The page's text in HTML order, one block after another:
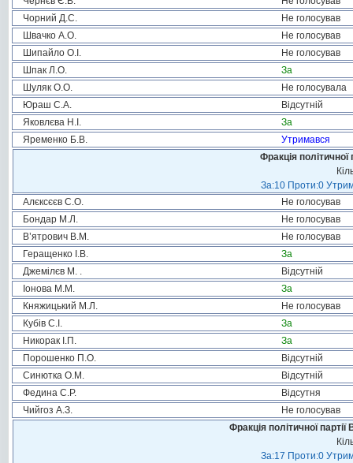
Чорний Д.С.
Не голосував
Швачко А.О.
Не голосував
Шипайло О.І.
Не голосував
Шпак Л.О.
За
Шуляк О.О.
Не голосувала
Юраш С.А.
Відсутній
Яковлєва Н.І.
За
Яременко Б.В.
Утримався
Фракція
За:10 Проти:0
Алєксєєв С.О.
Не голосував
Бондар М.Л.
Не голосував
В’ятрович В.М.
Не голосував
Геращенко І.В.
За
Джемілєв М. .
Відсутній
Іонова М.М.
За
Княжицький М.Л.
Не голосував
Кубів С.І.
За
Никорак І.П.
За
Порошенко П.О.
Відсутній
Синютка О.М.
Відсутній
Федина С.Р.
Відсутня
Чийгоз А.З.
Не голосував
Фракція політичної
За:17 Проти:0